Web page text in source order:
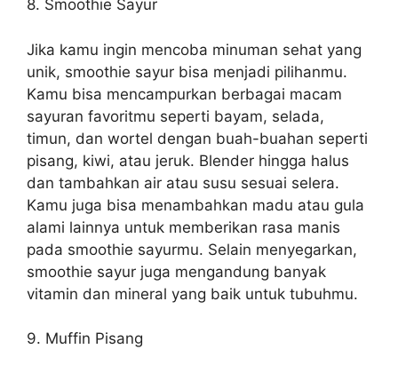
8. Smoothie Sayur
Jika kamu ingin mencoba minuman sehat yang
unik, smoothie sayur bisa menjadi pilihanmu.
Kamu bisa mencampurkan berbagai macam
sayuran favoritmu seperti bayam, selada,
timun, dan wortel dengan buah-buahan seperti
pisang, kiwi, atau jeruk. Blender hingga halus
dan tambahkan air atau susu sesuai selera.
Kamu juga bisa menambahkan madu atau gula
alami lainnya untuk memberikan rasa manis
pada smoothie sayurmu. Selain menyegarkan,
smoothie sayur juga mengandung banyak
vitamin dan mineral yang baik untuk tubuhmu.
9. Muffin Pisang